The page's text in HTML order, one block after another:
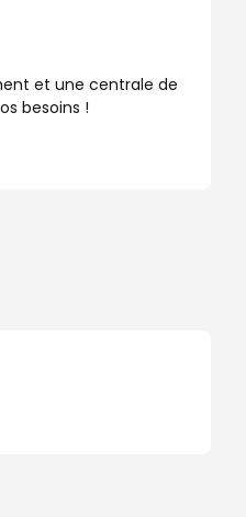
et une centrale de
besoins !